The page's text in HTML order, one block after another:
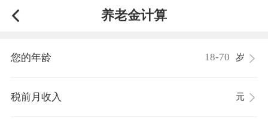
养老金计算
您的年龄 岁
税前月收入 元